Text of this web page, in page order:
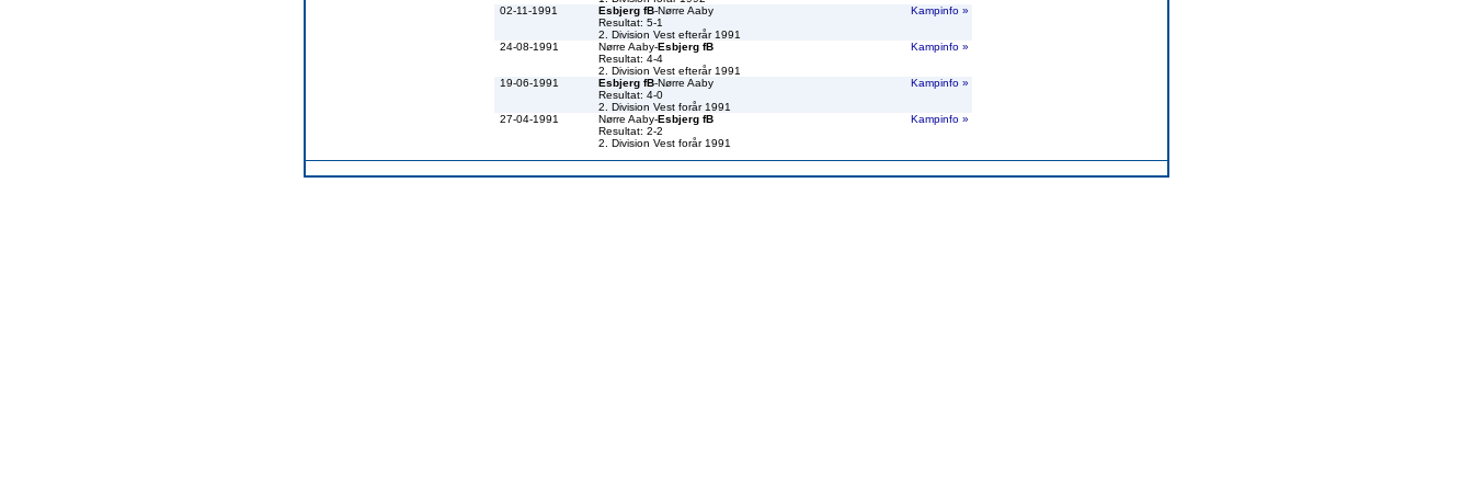
02-11-1991 Esbjerg fB-Nørre Aaby
Resultat: 5-1
2. Division Vest efterår 1991
Kampinfo »
24-08-1991 Nørre Aaby-Esbjerg fB
Resultat: 4-4
2. Division Vest efterår 1991
Kampinfo »
19-06-1991 Esbjerg fB-Nørre Aaby
Resultat: 4-0
2. Division Vest forår 1991
Kampinfo »
27-04-1991 Nørre Aaby-Esbjerg fB
Resultat: 2-2
2. Division Vest forår 1991
Kampinfo »